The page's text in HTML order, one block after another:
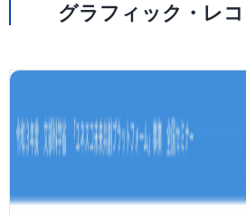
グラフィック・レ